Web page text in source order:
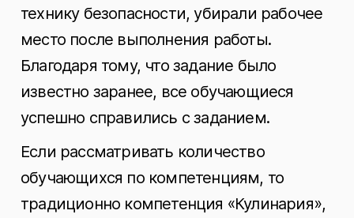
технику безопасности, убирали рабочее
место после выполнения работы.
Благодаря тому, что задание было
известно заранее, все обучающиеся
успешно справились с заданием.
Если рассматривать количество
обучающихся по компетенциям, то
традиционно компетенция «Кулинария»,